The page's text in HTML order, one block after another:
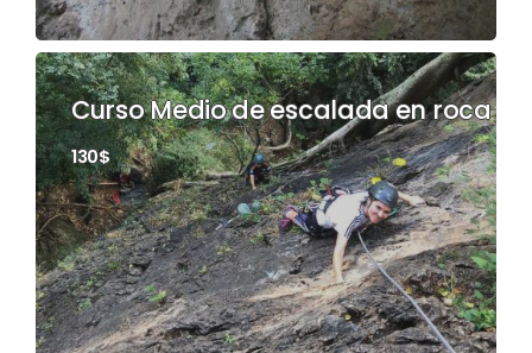
Curso Medio de escalada en roca
130$